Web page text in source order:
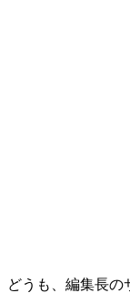
どうも、編集長の